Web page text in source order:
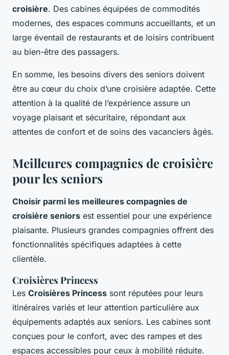
croisière. Des cabines équipées de commodités
modernes, des espaces communs accueillants, et un
large éventail de restaurants et de loisirs contribuent
au bien-être des passagers.
En somme, les besoins divers des seniors doivent
être au cœur du choix d’une croisière adaptée. Cette
attention à la qualité de l’expérience assure un
voyage plaisant et sécuritaire, répondant aux
attentes de confort et de soins des vacanciers âgés.
Meilleures compagnies de croisière
pour les seniors
Choisir parmi les meilleures compagnies de
croisière seniors est essentiel pour une expérience
plaisante. Plusieurs grandes compagnies offrent des
fonctionnalités spécifiques adaptées à cette
clientèle.
Croisières Princess
Les Croisières Princess sont réputées pour leurs
itinéraires variés et leur attention particulière aux
équipements adaptés aux seniors. Les cabines sont
conçues pour le confort, avec des rampes et des
espaces accessibles pour ceux à mobilité réduite.